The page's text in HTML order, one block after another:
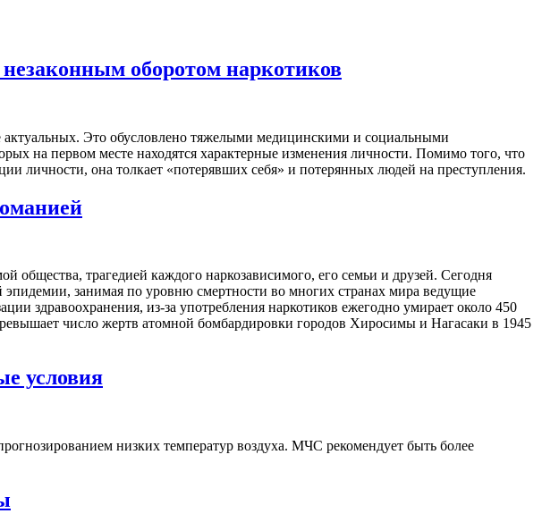
оборотом наркотиков
Это обусловлено тяжелыми медицинскими и социальными
на первом месте находятся характерные изменения личности. Помимо того, что
личности, она толкает «потерявших себя» и потерянных людей на преступления.
общества, трагедией каждого наркозависимого, его семьи и друзей. Сегодня
эпидемии, занимая по уровню смертности во многих странах мира ведущие
здравоохранения, из-за употребления наркотиков ежегодно умирает около 450
число жертв атомной бомбардировки городов Хиросимы и Нагасаки в 1945
условия
низких температур воздуха. МЧС рекомендует быть более